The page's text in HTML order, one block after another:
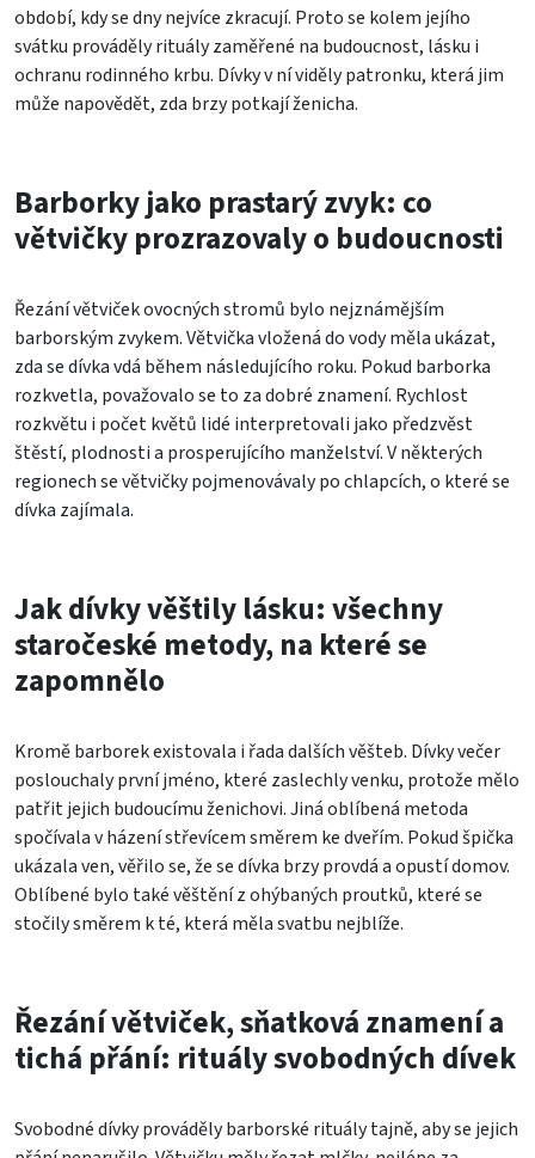
období, kdy se dny nejvíce zkracují. Proto se kolem jejího
svátku prováděly rituály zaměřené na budoucnost, lásku i
ochranu rodinného krbu. Dívky v ní viděly patronku, která jim
může napovědět, zda brzy potkají ženicha.
Barborky jako prastarý zvyk: co
větvičky prozrazovaly o budoucnosti
Řezání větviček ovocných stromů bylo nejznámějším
barborským zvykem. Větvička vložená do vody měla ukázat,
zda se dívka vdá během následujícího roku. Pokud barborka
rozkvetla, považovalo se to za dobré znamení. Rychlost
rozkvětu i počet květů lidé interpretovali jako předzvěst
štěstí, plodnosti a prosperujícího manželství. V některých
regionech se větvičky pojmenovávaly po chlapcích, o které se
dívka zajímala.
Jak dívky věštily lásku: všechny
staročeské metody, na které se
zapomnělo
Kromě barborek existovala i řada dalších věšteb. Dívky večer
poslouchaly první jméno, které zaslechly venku, protože mělo
patřit jejich budoucímu ženichovi. Jiná oblíbená metoda
spočívala v házení střevícem směrem ke dveřím. Pokud špička
ukázala ven, věřilo se, že se dívka brzy provdá a opustí domov.
Oblíbené bylo také věštění z ohýbaných proutků, které se
stočily směrem k té, která měla svatbu nejblíže.
Řezání větviček, sňatková znamení a
tichá přání: rituály svobodných dívek
Svobodné dívky prováděly barborské rituály tajně, aby se jejich